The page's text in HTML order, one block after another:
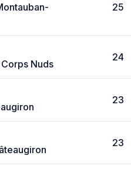
25
Nuds
24
23
23